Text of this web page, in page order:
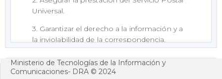
Universal.
3. Garantizar el derecho a la información y a
la inviolabilidad de la correspondencia.
4. Asegurar que las tarifas permitan recuperar
los costos eficientes de prestación del
Ministerio de Tecnologías de la Información y
Comunicaciones- DRA © 2024